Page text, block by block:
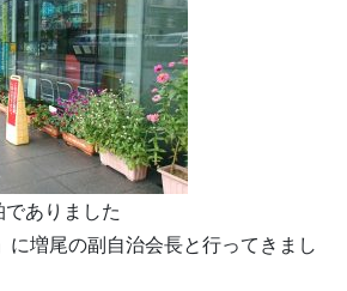
ありました
に増尾の副自治会長と行ってきまし